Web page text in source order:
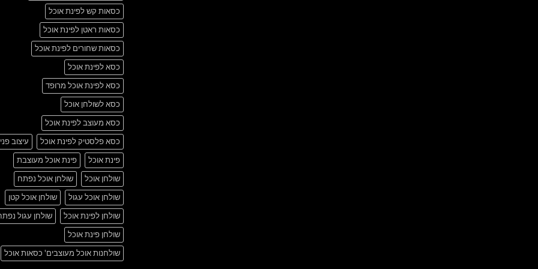
כסאות קש לפינת אוכל
כסאות ראטן לפינת אוכל
כסאות שחורים לפינת אוכל
כסא לפינת אוכל
כסא לפינת אוכל מרופד
כסא לשולחן אוכל
כסא מעוצב לפינת אוכל
כסא פלסטיק לפינת אוכל עיצוב
פינת אוכל פינת אוכל מעוצבת
שולחן אוכל שולחן אוכל נפתח
שולחן אוכל עגול שולחן אוכל קטן
שולחן לפינת אוכל שולחן עגול
שולחן פינת אוכל
שולחנות אוכל מעוצבים' כסאות אוכל